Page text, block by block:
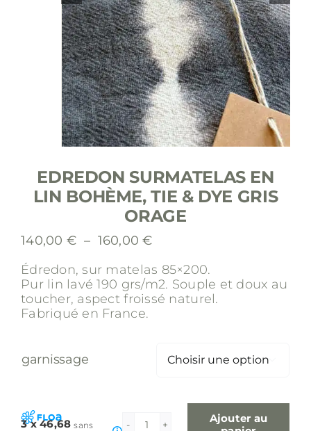
La marque
EDREDON SURMATELAS EN
LIN BOHÈME, TIE & DYE GRIS
ORAGE
140,00 € – 160,00€Plage
prix :
140,00 €
à
Édredon, sur matelas 85×200.
Pur lin lavé 190 grs/m2. Souple et doux au
toucher, aspect froissé naturel.
Fabriqué en France.
garnissage 
3 x 46,68 sans
Ajouter au